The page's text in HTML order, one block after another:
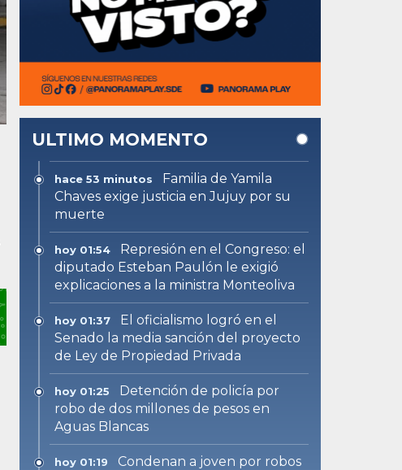
ULTIMO MOMENTO
hace 53 minutos
Familia de Yamila
Chaves exige justicia en Jujuy por su
muerte
hoy 01:54
Represión en el Congreso: el
diputado Esteban Paulón le exigió
explicaciones a la ministra Monteoliva
hoy 01:37
El oficialismo logró en el
Senado la media sanción del proyecto
de Ley de Propiedad Privada
hoy 01:25
Detención de policía por
robo de dos millones de pesos en
Aguas Blancas
hoy 01:19
Condenan a joven por robos